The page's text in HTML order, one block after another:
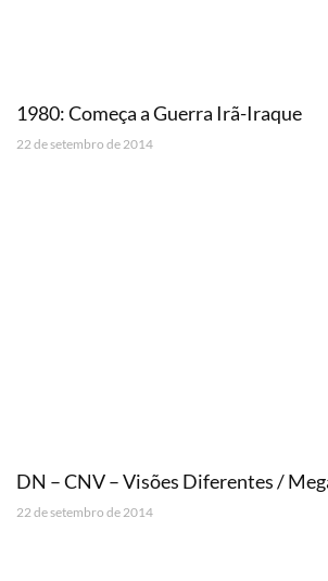
1980: Começa a Guerra Irã-Iraque
22 de setembro de 2014
DN – CNV – Visões Diferentes /
22 de setembro de 2014